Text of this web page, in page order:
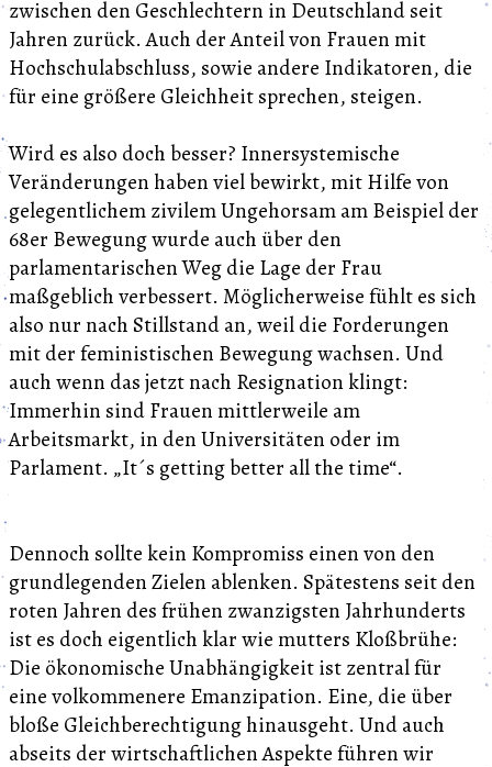
zwischen den Geschlechtern in Deutschland seit
Jahren zurück. Auch der Anteil von Frauen mit
Hochschulabschluss, sowie andere Indikatoren, die
für eine größere Gleichheit sprechen, steigen.
Wird es also doch besser? Innersystemische
Veränderungen haben viel bewirkt, mit Hilfe von
gelegentlichem zivilem Ungehorsam am Beispiel der
68er Bewegung wurde auch über den
parlamentarischen Weg die Lage der Frau
maßgeblich verbessert. Möglicherweise fühlt es sich
also nur nach Stillstand an, weil die Forderungen
mit der feministischen Bewegung wachsen. Und
auch wenn das jetzt nach Resignation klingt:
Immerhin sind Frauen mittlerweile am
Arbeitsmarkt, in den Universitäten oder im
Parlament. „It´s getting better all the time“.
Dennoch sollte kein Kompromiss einen von den
grundlegenden Zielen ablenken. Spätestens seit den
roten Jahren des frühen zwanzigsten Jahrhunderts
ist es doch eigentlich klar wie mutters Kloßbrühe:
Die ökonomische Unabhängigkeit ist zentral für
eine volkommenere Emanzipation. Eine, die über
bloße Gleichberechtigung hinausgeht. Und auch
abseits der wirtschaftlichen Aspekte führen wir